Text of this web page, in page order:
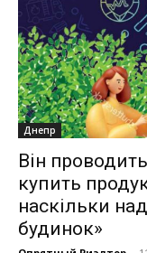
Днепр
Він
купить
наскільки
будинок»